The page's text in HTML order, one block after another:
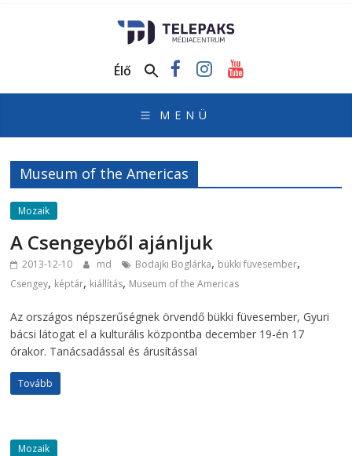
Médiacentrum
honlapja
Élő
Museum of the Americas
Mozaik
A Csengeyből ajánljuk
2013-12-10 md Bodajki Boglárka, bükki füvesember,
Csengey, képtár, kiállítás, Museum of the Americas
Az országos népszerűségnek örvendő bükki füvesember, Gyuri
bácsi látogat el a kulturális központba december 19-én 17
órakor. Tanácsadással és árusítással
Tovább
Mozaik